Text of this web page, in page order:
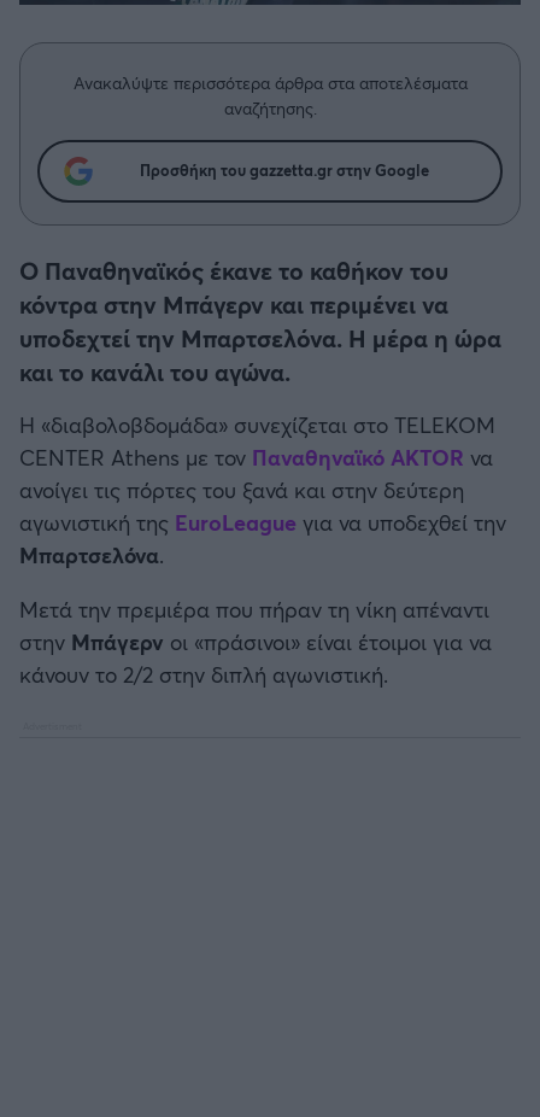
Δημήτρης Τσορμπατζόγλου
Λεβαδειακός
ΟΦΗ
Βόλος
Ατρόμητος Αθηνών
Κηφισιά
Αστέρας Τρίπολης
Παναιτωλικός
Καλαμάτα
Ηρακλής
Μπαρτσελόνα
Μεγάλη μου Αγάπη
Μια Ιστορία από την Πόλη
Ανακαλύψτε περισσότερα άρθρα στα αποτελέσματα
αναζήτησης.
Προσθήκη του gazzetta.gr στην Google
Ο Παναθηναϊκός έκανε το καθήκον του
κόντρα στην Μπάγερν και περιμένει να
υποδεχτεί την Μπαρτσελόνα. Η μέρα η ώρα
και το κανάλι του αγώνα.
Η «διαβολοβδομάδα» συνεχίζεται στο TELEKOM
CENTER Athens με τον Παναθηναϊκό AKTOR να
ανοίγει τις πόρτες του ξανά και στην δεύτερη
αγωνιστική της EuroLeague για να υποδεχθεί την
Μπαρτσελόνα.
Μετά την πρεμιέρα που πήραν τη νίκη απέναντι
στην Μπάγερν οι «πράσινοι» είναι έτοιμοι για να
κάνουν το 2/2 στην διπλή αγωνιστική.